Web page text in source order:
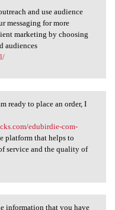
outreach
and use audience
messaging for more
marketing by choosing
audiences
ready
ready to place an order, I
edubirdie-com-
platform that helps to
service and the quality of
information that you have